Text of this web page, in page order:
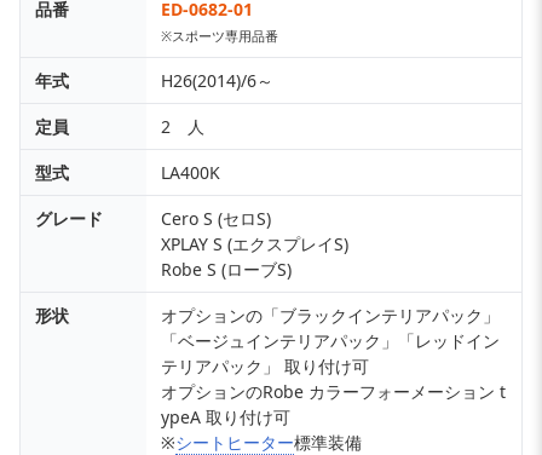
品番 ED-0682-01
※スポーツ専用品番
年式
H26(2014)/6～
定員
2 人
型式
LA400K
グレード
Cero S (セロS)
XPLAY S (エクスプレイS)
Robe S (ローブS)
形状
オプションの「ブラックインテリアパック」
「ベージュインテリアパック」「レッドイン
テリアパック」 取り付け可
オプションのRobe カラーフォーメーション t
ypeA 取り付け可
※シートヒーター標準装備